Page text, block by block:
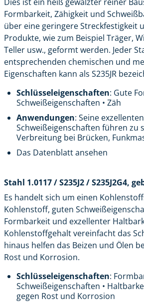
Formbarkeit, Zähigkeit und
über eine geringere Streckfestigkeit
Produkte, wie zum Beispiel Träger,
Teller usw., geformt werden. Jeder
entsprechenden chemischen und
Eigenschaften kann als S235JR
Schlüsseleigenschaften: Gute
Schweißeigenschaften • Zäh
Anwendungen: Seine exzellenten
Schweißeigenschaften führen zu
Verbreitung bei Brücken,
Das Datenblatt ansehen
Stahl 1.0117 / S235J2 / S235J2G4,
Es handelt sich um einen
Kohlenstoff, guten
Formbarkeit und exzellenter
Kohlenstoffgehalt vereinfacht das
hinaus helfen das Beizen und Ölen
Rost und Korrosion.
Schlüsseleigenschaften:
Schweißeigenschaften •
gegen Rost und Korrosion